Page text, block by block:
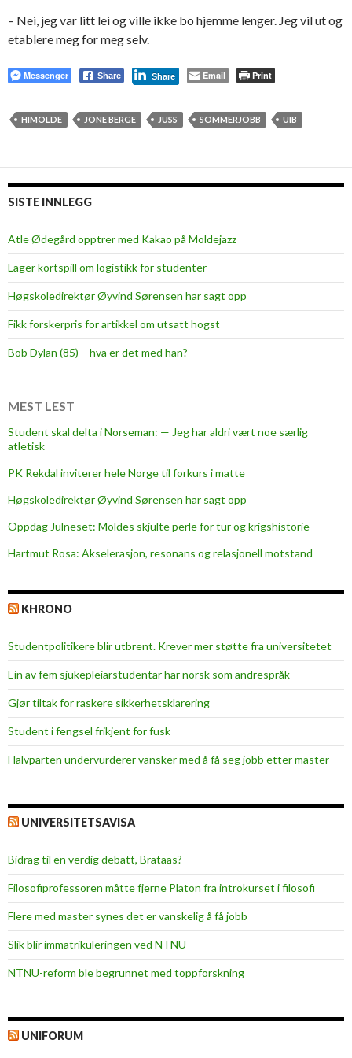
– Nei, jeg var litt lei og ville ikke bo hjemme lenger. Jeg vil ut og
etablere meg for meg selv.
Messenger Share Share Email Print
HIMOLDE JONE BERGE JUSS SOMMERJOBB UIB
SISTE INNLEGG
Atle Ødegård opptrer med Kakao på Moldejazz
Lager kortspill om logistikk for studenter
Høgskoledirektør Øyvind Sørensen har sagt opp
Fikk forskerpris for artikkel om utsatt hogst
Bob Dylan (85) – hva er det med han?
MEST LEST
Student skal delta i Norseman: — Jeg har aldri vært noe særlig
atletisk
PK Rekdal inviterer hele Norge til forkurs i matte
Høgskoledirektør Øyvind Sørensen har sagt opp
Oppdag Julneset: Moldes skjulte perle for tur og krigshistorie
Hartmut Rosa: Akselerasjon, resonans og relasjonell motstand
KHRONO
Studentpolitikere blir utbrent. Krever mer støtte fra universitetet
Ein av fem sjukepleiar­studentar har norsk som andrespråk
Gjør tiltak for raskere sikkerhets­klarering
Student i fengsel frikjent for fusk
Halvparten undervurderer vansker med å få seg jobb etter master
UNIVERSITETSAVISA
Bidrag til en verdig debatt, Brataas?
Filosofiprofessoren måtte fjerne Platon fra introkurset i filosofi
Flere med master synes det er vanskelig å få jobb
Slik blir immatrikuleringen ved NTNU
NTNU-reform ble begrunnet med toppforskning
UNIFORUM